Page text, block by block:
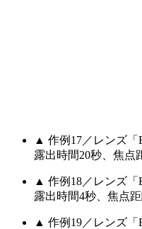
▲ 作例17／レンズ「E
露出時間20秒、焦点
▲ 作例18／レンズ「E
露出時間4秒、焦点距
▲ 作例19／レンズ「E